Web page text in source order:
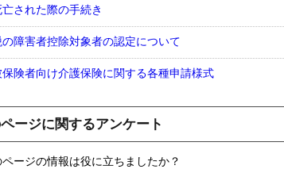
亡された際の手続き
の障害者控除対象者の認定について
保険者向け介護保険に関する各種申請様式
ージに関するアンケート
ページの情報は役に立ちましたか？